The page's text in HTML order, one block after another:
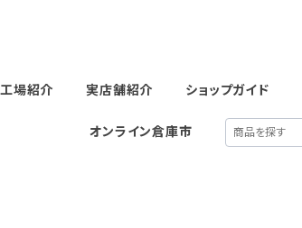
工場紹介 実店舗紹介 ショップガイド
オンライン倉庫市